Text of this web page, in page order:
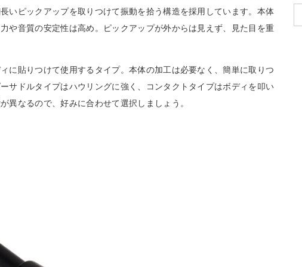
いピックアップを取りつけて振動を拾う構造を採用しています。本体
や音質の安定性は高め。ピックアップが外からは見えず、見た目を重
に貼りつけて使用するタイプ。本体の加工は必要なく、簡単に取りつ
サドルタイプはハウリングに強く、コンタクトタイプはボディを叩い
異なるので、好みに合わせて選択しましょう。